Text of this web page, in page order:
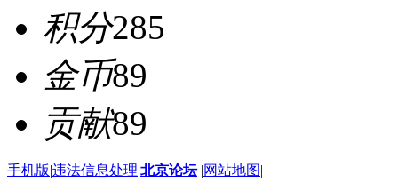
积分285
金币89
贡献89
手机版|违法信息处理|北京论坛 |网站地图|